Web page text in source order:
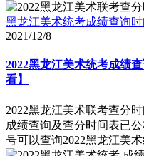
黑龙江美术统考成绩查询时
2021/12/8
2022黑龙江美术统考成绩
看】
2022黑龙江美术联考查分
成绩查询及查分时间表已
号可以查询2022黑龙江美术